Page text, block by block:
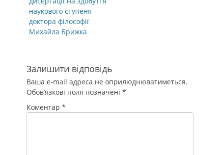
наукового ступеня
доктора філософії
Михайла Брижка
Залишити відповідь
Ваша e-mail адреса не оприлюднюватиметься.
Обов’язкові поля позначені *
Коментар *